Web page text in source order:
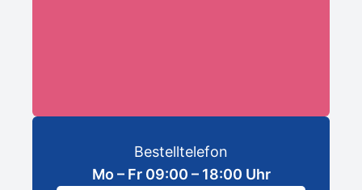
Bestelltelefon
Mo – Fr 09:00 – 18:00 Uhr